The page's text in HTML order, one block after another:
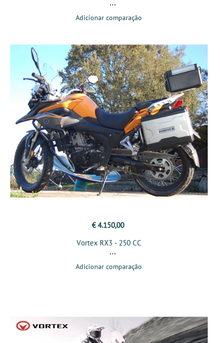
Adicionar comparação
€ 4.150,00
Vortex RX3 - 250 CC
Adicionar comparação